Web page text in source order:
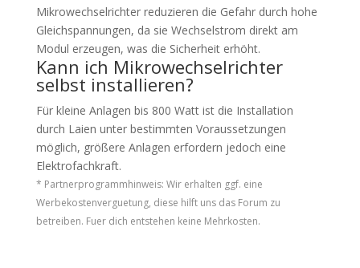
Mikrowechselrichter reduzieren die Gefahr durch hohe
Gleichspannungen, da sie Wechselstrom direkt am
Modul erzeugen, was die Sicherheit erhöht.
Kann ich Mikrowechselrichter
selbst installieren?
Für kleine Anlagen bis 800 Watt ist die Installation
durch Laien unter bestimmten Voraussetzungen
möglich, größere Anlagen erfordern jedoch eine
Elektrofachkraft.
* Partnerprogrammhinweis: Wir erhalten ggf. eine
Werbekostenverguetung, diese hilft uns das Forum zu
betreiben. Fuer dich entstehen keine Mehrkosten.